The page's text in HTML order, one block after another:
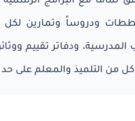
ودروساً وتمارين لكل
المدرسية، ودفاتر تقييم
من التلميذ والمعلم على